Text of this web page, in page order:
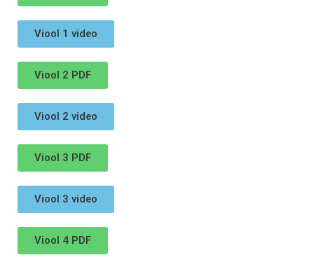
Viool 1 video
Viool 2 PDF
Viool 2 video
Viool 3 PDF
Viool 3 video
Viool 4 PDF